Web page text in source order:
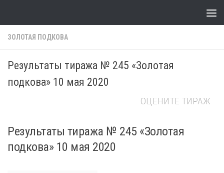
ЗОЛОТАЯ ПОДКОВА
Результаты тиража № 245 «Золотая
подкова» 10 мая 2020
ОЦЕНИТЕ ТИРАЖ
Результаты тиража № 245 «Золотая
подкова» 10 мая 2020